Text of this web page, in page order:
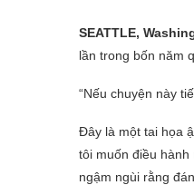
SEATTLE,
lần trong bốn năm
“Nếu chuyện này
Đây là một tai họa
tôi muốn điều
ngậm ngùi rằng